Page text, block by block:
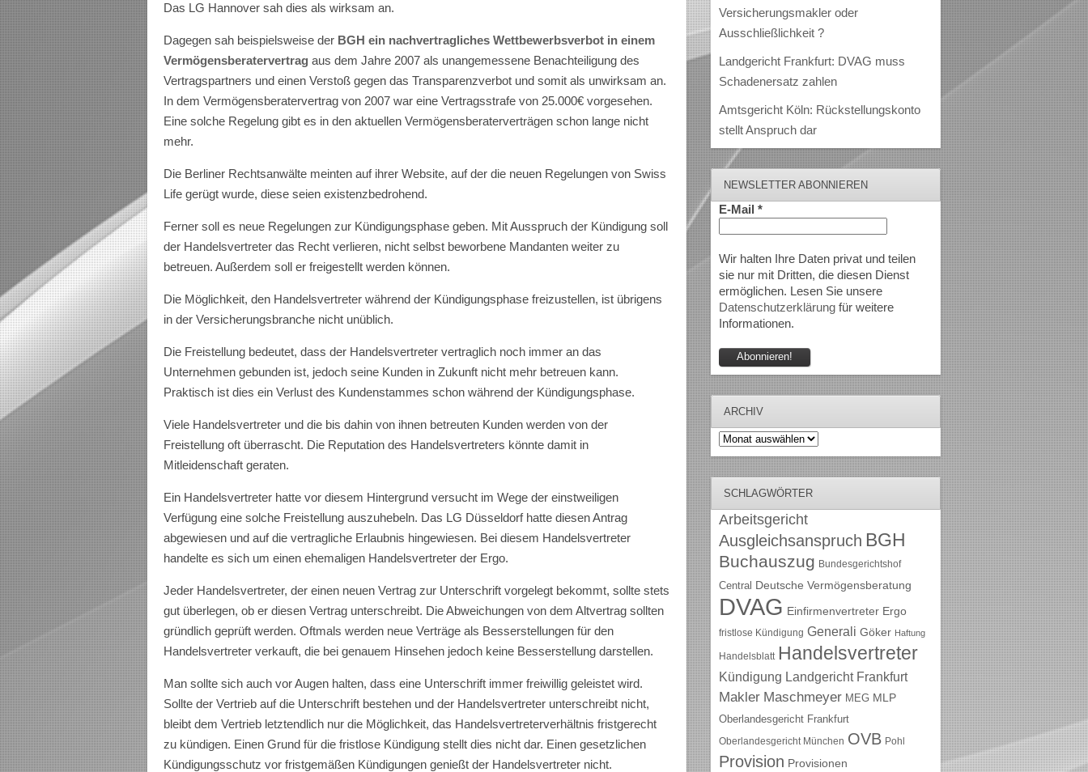
Das LG Hannover sah dies als wirksam an.
Dagegen sah beispielsweise der BGH ein nachvertragliches Wettbewerbsverbot in einem
Vermögensberatervertrag aus dem Jahre 2007 als unangemessene Benachteiligung des
Vertragspartners und einen Verstoß gegen das Transparenzverbot und somit als unwirksam an.
In dem Vermögensberatervertrag von 2007 war eine Vertragsstrafe von 25.000€ vorgesehen.
Eine solche Regelung gibt es in den aktuellen Vermögensberaterverträgen schon lange nicht
mehr.
Die Berliner Rechtsanwälte meinten auf ihrer Website, auf der die neuen Regelungen von Swiss
Life gerügt wurde, diese seien existenzbedrohend.
Ferner soll es neue Regelungen zur Kündigungsphase geben. Mit Ausspruch der Kündigung soll
der Handelsvertreter das Recht verlieren, nicht selbst beworbene Mandanten weiter zu
betreuen. Außerdem soll er freigestellt werden können.
Die Möglichkeit, den Handelsvertreter während der Kündigungsphase freizustellen, ist übrigens
in der Versicherungsbranche nicht unüblich.
Die Freistellung bedeutet, dass der Handelsvertreter vertraglich noch immer an das
Unternehmen gebunden ist, jedoch seine Kunden in Zukunft nicht mehr betreuen kann.
Praktisch ist dies ein Verlust des Kundenstammes schon während der Kündigungsphase.
Viele Handelsvertreter und die bis dahin von ihnen betreuten Kunden werden von der
Freistellung oft überrascht. Die Reputation des Handelsvertreters könnte damit in
Mitleidenschaft geraten.
Ein Handelsvertreter hatte vor diesem Hintergrund versucht im Wege der einstweiligen
Verfügung eine solche Freistellung auszuhebeln. Das LG Düsseldorf hatte diesen Antrag
abgewiesen und auf die vertragliche Erlaubnis hingewiesen. Bei diesem Handelsvertreter
handelte es sich um einen ehemaligen Handelsvertreter der Ergo.
Jeder Handelsvertreter, der einen neuen Vertrag zur Unterschrift vorgelegt bekommt, sollte stets
gut überlegen, ob er diesen Vertrag unterschreibt. Die Abweichungen von dem Altvertrag sollten
gründlich geprüft werden. Oftmals werden neue Verträge als Besserstellungen für den
Handelsvertreter verkauft, die bei genauem Hinsehen jedoch keine Besserstellung darstellen.
Man sollte sich auch vor Augen halten, dass eine Unterschrift immer freiwillig geleistet wird.
Sollte der Vertrieb auf die Unterschrift bestehen und der Handelsvertreter unterschreibt nicht,
bleibt dem Vertrieb letztendlich nur die Möglichkeit, das Handelsvertreterverhältnis fristgerecht
zu kündigen. Einen Grund für die fristlose Kündigung stellt dies nicht dar. Einen gesetzlichen
Kündigungsschutz vor fristgemäßen Kündigungen genießt der Handelsvertreter nicht.
Versicherungsmakler oder
Ausschließlichkeit ?
Landgericht Frankfurt: DVAG muss
Schadenersatz zahlen
Amtsgericht Köln: Rückstellungskonto
stellt Anspruch dar
NEWSLETTER ABONNIEREN
E-Mail *
Wir halten Ihre Daten privat und teilen
sie nur mit Dritten, die diesen Dienst
ermöglichen. Lesen Sie unsere
Datenschutzerklärungfür weitere
Informationen.
ARCHIV
Archiv
SCHLAGWÖRTER
Arbeitsgericht
Ausgleichsanspruch BGH
Buchauszug Bundesgerichtshof
Central Deutsche Vermögensberatung
DVAG Einfirmenvertreter Ergo
fristlose Kündigung Generali Göker Haftung
Handelsblatt Handelsvertreter
Kündigung Landgericht Frankfurt
Makler Maschmeyer MEG MLP
Oberlandesgericht Frankfurt
Oberlandesgericht München OVB Pohl
Provision Provisionen